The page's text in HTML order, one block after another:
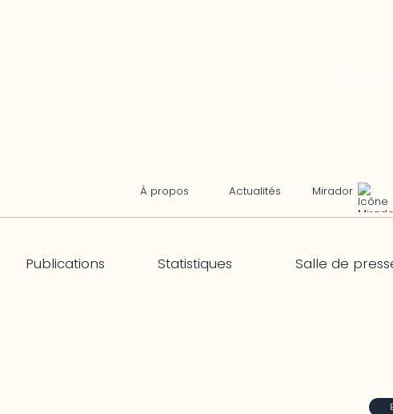
À propos Actualités Mirador
Publications Statistiques Salle de